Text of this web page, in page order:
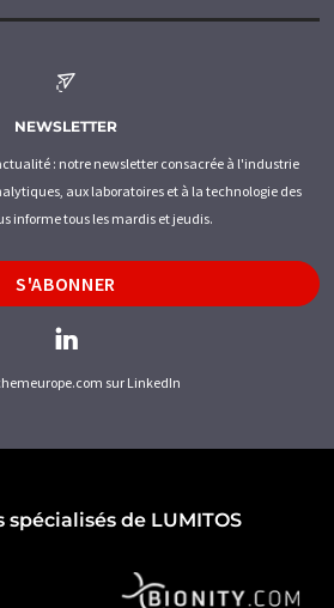
NEWSLETTER
: notre newsletter consacrée à l'industrie
aux laboratoires et à la technologie des
informe tous les mardis et jeudis.
S'ABONNER
sur LinkedIn
spécialisés de LUMITOS